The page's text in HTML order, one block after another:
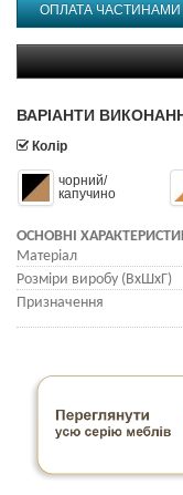
ОПЛАТА ЧАСТИНАМИ
ВАРІАНТИ
Колір
чорний/
капучино
ОСНОВНІ
Матеріал
Розміри виробу (ВхШхГ)
Призначення